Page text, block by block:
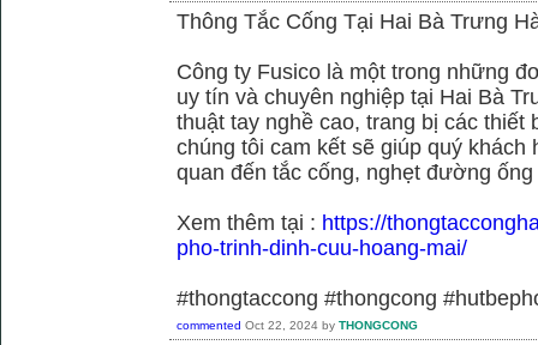
Thông Tắc Cống Tại Hai Bà Trưng
Công ty Fusico là một trong những
uy tín và chuyên nghiệp tại Hai Bà
thuật tay nghề cao, trang bị các thiết
chúng tôi cam kết sẽ giúp quý
quan đến tắc cống, nghẹt đường
Xem thêm tại : https://
pho-trinh-dinh-cuu-hoang-mai/
#thongtaccong #thongcong
commented Oct 22, 2024 by THONGCONG